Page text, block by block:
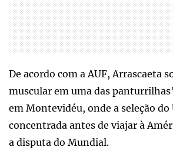
De acordo com a AUF, Arrascaeta
muscular em uma das
em Montevidéu, onde a seleção do
concentrada antes de viajar à
a disputa do Mundial.